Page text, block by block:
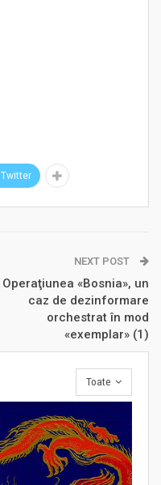
Twitter
NEXT POST
Operaţiunea «Bosnia», un
caz de dezinformare
orchestrat în mod
«exemplar» (1)
Toate